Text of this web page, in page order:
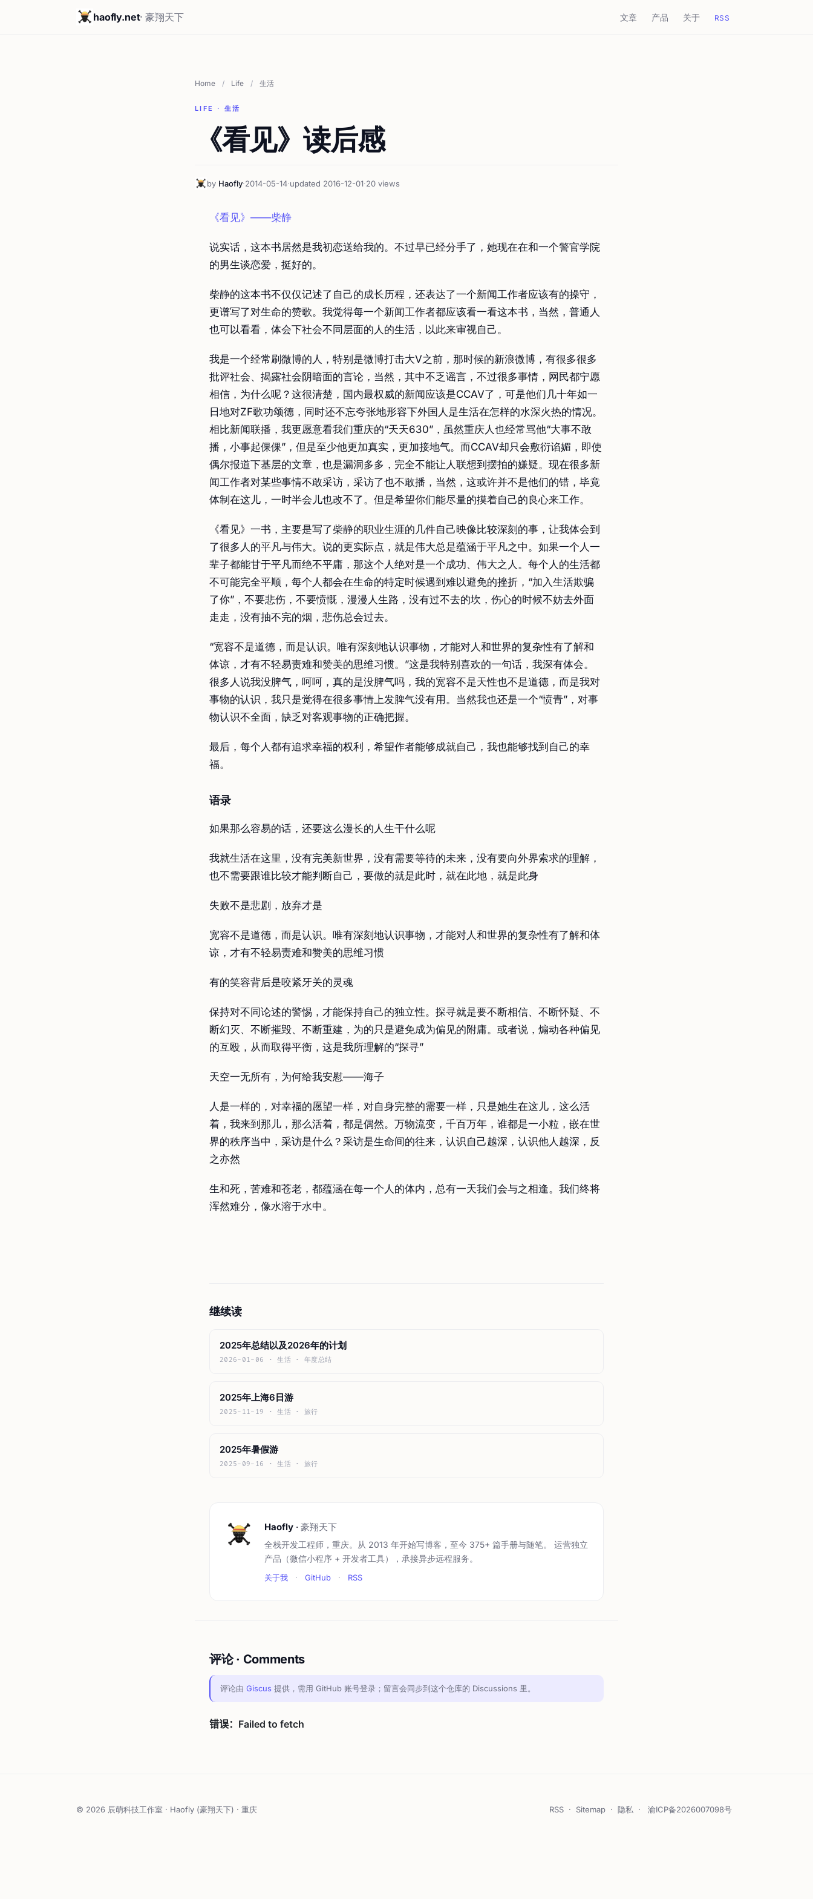
haofly.net· 豪翔天下 文章 产品 关于 RSS
Home / Life / 生活
LIFE · 生活
《看见》读后感
by Haofly·2014-05-14·updated 2016-12-01·20 views
《看见》——柴静
说实话，这本书居然是我初恋送给我的。不过早已经分手了，她现在在和一个警官学院
的男生谈恋爱，挺好的。
柴静的这本书不仅仅记述了自己的成长历程，还表达了一个新闻工作者应该有的操守，
更谱写了对生命的赞歌。我觉得每一个新闻工作者都应该看一看这本书，当然，普通人
也可以看看，体会下社会不同层面的人的生活，以此来审视自己。
我是一个经常刷微博的人，特别是微博打击大V之前，那时候的新浪微博，有很多很多
批评社会、揭露社会阴暗面的言论，当然，其中不乏谣言，不过很多事情，网民都宁愿
相信，为什么呢？这很清楚，国内最权威的新闻应该是CCAV了，可是他们几十年如一
日地对ZF歌功颂德，同时还不忘夸张地形容下外国人是生活在怎样的水深火热的情况。
相比新闻联播，我更愿意看我们重庆的“天天630”，虽然重庆人也经常骂他“大事不敢
播，小事起倮倮”，但是至少他更加真实，更加接地气。而CCAV却只会敷衍谄媚，即使
偶尔报道下基层的文章，也是漏洞多多，完全不能让人联想到摆拍的嫌疑。现在很多新
闻工作者对某些事情不敢采访，采访了也不敢播，当然，这或许并不是他们的错，毕竟
体制在这儿，一时半会儿也改不了。但是希望你们能尽量的摸着自己的良心来工作。
《看见》一书，主要是写了柴静的职业生涯的几件自己映像比较深刻的事，让我体会到
了很多人的平凡与伟大。说的更实际点，就是伟大总是蕴涵于平凡之中。如果一个人一
辈子都能甘于平凡而绝不平庸，那这个人绝对是一个成功、伟大之人。每个人的生活都
不可能完全平顺，每个人都会在生命的特定时候遇到难以避免的挫折，“加入生活欺骗
了你”，不要悲伤，不要愤慨，漫漫人生路，没有过不去的坎，伤心的时候不妨去外面
走走，没有抽不完的烟，悲伤总会过去。
“宽容不是道德，而是认识。唯有深刻地认识事物，才能对人和世界的复杂性有了解和
体谅，才有不轻易责难和赞美的思维习惯。”这是我特别喜欢的一句话，我深有体会。
很多人说我没脾气，呵呵，真的是没脾气吗，我的宽容不是天性也不是道德，而是我对
事物的认识，我只是觉得在很多事情上发脾气没有用。当然我也还是一个“愤青”，对事
物认识不全面，缺乏对客观事物的正确把握。
最后，每个人都有追求幸福的权利，希望作者能够成就自己，我也能够找到自己的幸
福。
语录
如果那么容易的话，还要这么漫长的人生干什么呢
我就生活在这里，没有完美新世界，没有需要等待的未来，没有要向外界索求的理解，
也不需要跟谁比较才能判断自己，要做的就是此时，就在此地，就是此身
失败不是悲剧，放弃才是
宽容不是道德，而是认识。唯有深刻地认识事物，才能对人和世界的复杂性有了解和体
谅，才有不轻易责难和赞美的思维习惯
有的笑容背后是咬紧牙关的灵魂
保持对不同论述的警惕，才能保持自己的独立性。探寻就是要不断相信、不断怀疑、不
断幻灭、不断摧毁、不断重建，为的只是避免成为偏见的附庸。或者说，煽动各种偏见
的互殴，从而取得平衡，这是我所理解的“探寻”
天空一无所有，为何给我安慰——海子
人是一样的，对幸福的愿望一样，对自身完整的需要一样，只是她生在这儿，这么活
着，我来到那儿，那么活着，都是偶然。万物流变，千百万年，谁都是一小粒，嵌在世
界的秩序当中，采访是什么？采访是生命间的往来，认识自己越深，认识他人越深，反
之亦然
生和死，苦难和苍老，都蕴涵在每一个人的体内，总有一天我们会与之相逢。我们终将
浑然难分，像水溶于水中。
继续读
2025年总结以及2026年的计划
2026-01-06 · 生活 · 年度总结
2025年上海6日游
2025-11-19 · 生活 · 旅行
2025年暑假游
2025-09-16 · 生活 · 旅行
Haofly · 豪翔天下
全栈开发工程师，重庆。从 2013 年开始写博客，至今 375+ 篇手册与随笔。 运营独立
产品（微信小程序 + 开发者工具），承接异步远程服务。
关于我 · GitHub · RSS
评论 · Comments
评论由 Giscus 提供，需用 GitHub 账号登录；留言会同步到这个仓库的 Discussions 里。
© 2026 辰萌科技工作室 · Haofly (豪翔天下) · 重庆 RSS · Sitemap · 隐私 · 渝ICP备2026007098号